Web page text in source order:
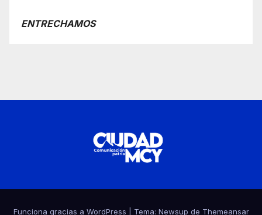
ENTRECHAMOS
Funciona gracias a WordPress Tema: Newsup de Themeansar